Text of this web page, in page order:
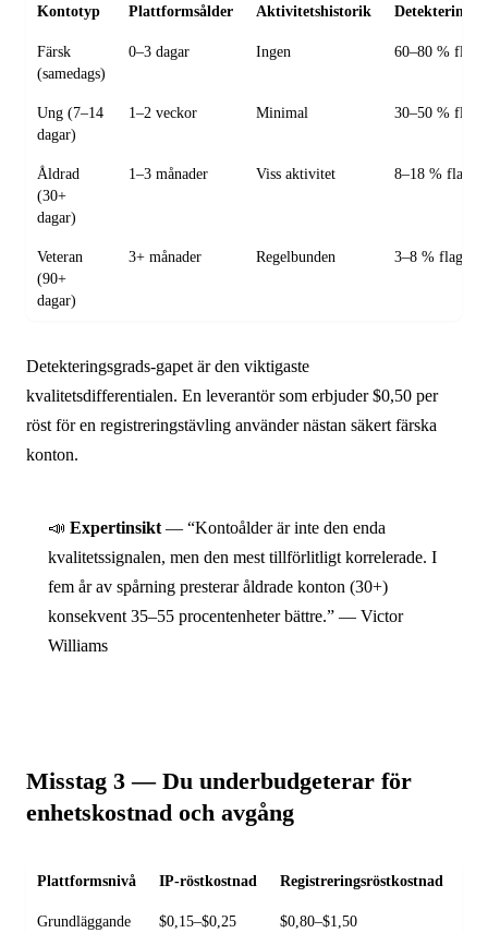
Kontotyp Plattformsålder Aktivitetshistorik
Färsk
(samedags)
0–3 dagar Ingen 60–80 %
Ung (7–14
dagar)
1–2 veckor Minimal 30–50 %
Åldrad
(30+
dagar)
1–3 månader Viss aktivitet 8–18 %
Veteran
(90+
dagar)
3+ månader Regelbunden 3–8 % flaggas
Detekteringsgrads-gapet är den viktigaste
kvalitetsdifferentialen. En leverantör som erbjuder $0,50 per
röst för en registreringstävling använder nästan säkert färska
konton.
📣 Expertinsikt — “Kontoålder är inte den enda
kvalitetssignalen, men den mest tillförlitligt korrelerade. I
fem år av spårning presterar åldrade konton (30+)
konsekvent 35–55 procentenheter bättre.” — Victor
Williams
Misstag 3 — Du underbudgeterar för
enhetskostnad och avgång
Plattformsnivå IP-röstkostnad Registreringsröstkostnad
Grundläggande
$0,15–$0,25 $0,80–$1,50